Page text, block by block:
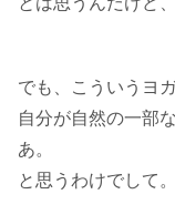
でも、こういうヨ
自分が自然の一部
あ。
と思うわけでして。